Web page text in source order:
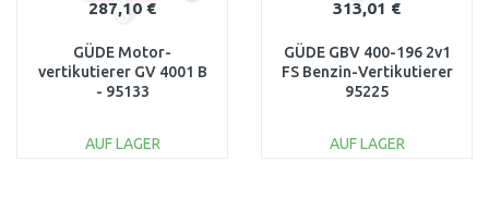
287,10 €
GÜDE Motor-
vertikutierer GV 4001 B
- 95133
AUF LAGER
313,01 €
GÜDE GBV 400-196 2v1
FS Benzin-Vertikutierer
95225
AUF LAGER